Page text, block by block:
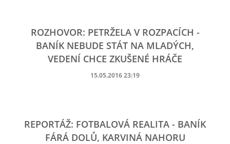
ROZHOVOR: PETRŽELA V ROZPACÍCH -
BANÍK NEBUDE STÁT NA MLADÝCH,
VEDENÍ CHCE ZKUŠENÉ HRÁČE
15.05.2016 23:19
REPORTÁŽ: FOTBALOVÁ REALITA - BANÍK
FÁRÁ DOLŮ, KARVINÁ NAHORU